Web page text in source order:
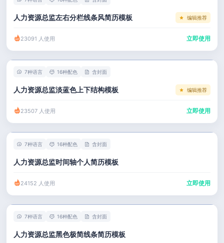
人力资源总监左右分栏线条风简历模板 编辑推荐
23091 人使用 立即使用
7种语言 16种配色 含封面
人力资源总监淡蓝色上下结构模板 编辑推荐
23507 人使用 立即使用
7种语言 16种配色 含封面
人力资源总监时间轴个人简历模板
24152 人使用 立即使用
7种语言 16种配色 含封面
人力资源总监黑色极简线条简历模板